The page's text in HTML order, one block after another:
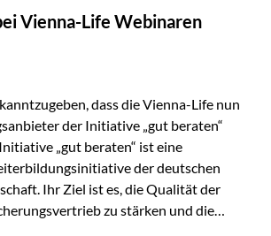
oft scheitert Viele
im Todesfall übertragen. Das kann zu
Erbschaftsteuern Streitigkeiten
bei Immobilien…
Vienna-Life Webinaren
dass die Vienna-Life nun
der Initiative „gut beraten“
„gut beraten“ ist eine
der deutschen
Ihr Ziel ist es, die Qualität der
zu stärken und die